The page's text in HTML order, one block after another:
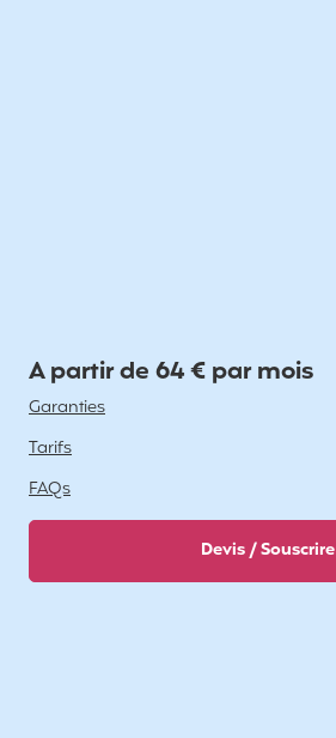
A partir de 64 € par mois
Garanties
Tarifs
FAQs
Devis / Souscrire